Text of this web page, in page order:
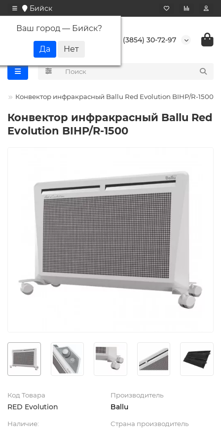
Бийск
Ваш город — Бийск?
+7 (3854) 30-72-97
Конвектор инфракрасный Ballu Red Evolution BIHP/R-1500
Конвектор инфракрасный Ballu Red
Evolution BIHP/R-1500
Код Товара
RED Evolution
Производитель
Ballu
Наличие: Страна производитель